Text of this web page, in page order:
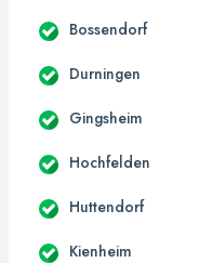
Bossendorf
Durningen
Gingsheim
Hochfelden
Huttendorf
Kienheim